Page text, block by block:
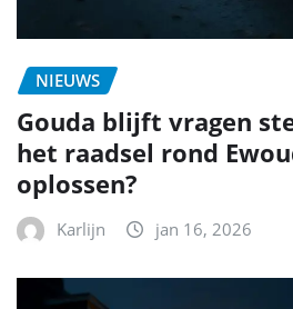
NIEUWS
Gouda blijft vragen
het raadsel rond
oplossen?
Karlijn jan 16, 2026